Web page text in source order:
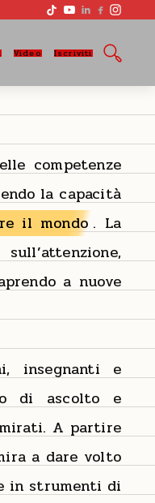
   
Video Iscriviti
competenze
la capacità
il mondo . La
a nuove
insegnanti e
di ascolto e
A partire
a dare volto
in strumenti di